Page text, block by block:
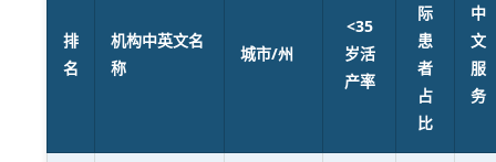
排
名
机构中英文名
称
城市/州
<35
岁活
产率
际
患
者
占
比
中
文
服
务